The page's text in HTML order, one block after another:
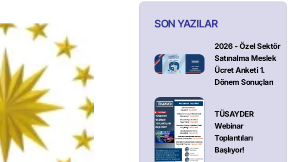
SON YAZILAR
2026 - Özel Sektör
Satınalma Meslek
Ücret Anketi 1.
Dönem Sonuçları
TÜSAYDER
Webinar
Toplantıları
Başlıyor!